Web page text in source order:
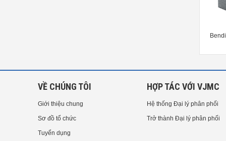
VỀ CHÚNG TÔI
Giới thiệu chung
Sơ đồ tổ chức
Tuyển dụng
HỢP TÁC VỚI VJMC
Hệ thống Đại lý phân phối
Trở thành Đại lý phân phối